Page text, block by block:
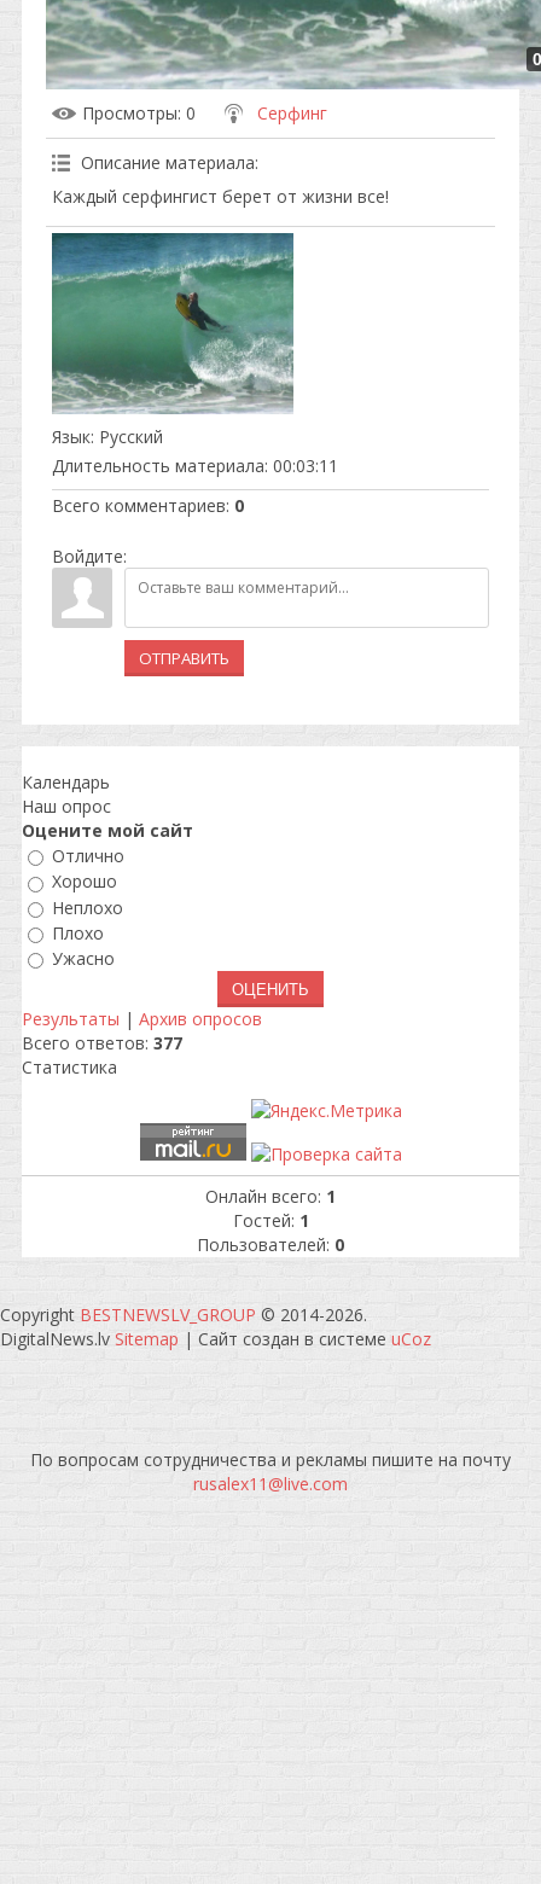
Просмотры: 0 Серфинг
Описание материала:
Каждый серфингист берет от жизни все!
Язык: Русский
Длительность материала: 00:03:11
Всего комментариев: 0
Войдите:
ОТПРАВИТЬ
Календарь
Наш опрос
Оцените мой сайт
Отлично
Хорошо
Неплохо
Плохо
Ужасно
Результаты | Архив опросов
Всего ответов: 377
Статистика
Онлайн всего: 1
Гостей: 1
Пользователей: 0
Copyright BESTNEWSLV_GROUP © 2014-2026.
DigitalNews.lv Sitemap | Сайт создан в системе uCoz
По вопросам сотрудничества и рекламы пишите на почту
rusalex11@live.com